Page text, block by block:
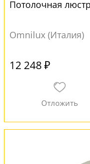
Потолочная
Omnilux (Италия)
12 248 ₽